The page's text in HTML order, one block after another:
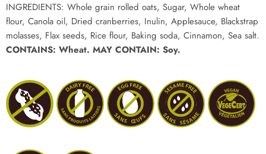
INGREDIENTS: Whole grain rolled oats, Sugar, Whole wheat
flour, Canola oil, Dried cranberries, Inulin, Applesauce, Blackstrap
molasses, Flax seeds, Rice flour, Baking soda, Cinnamon, Sea salt.
CONTAINS: Wheat. MAY CONTAIN: Soy.